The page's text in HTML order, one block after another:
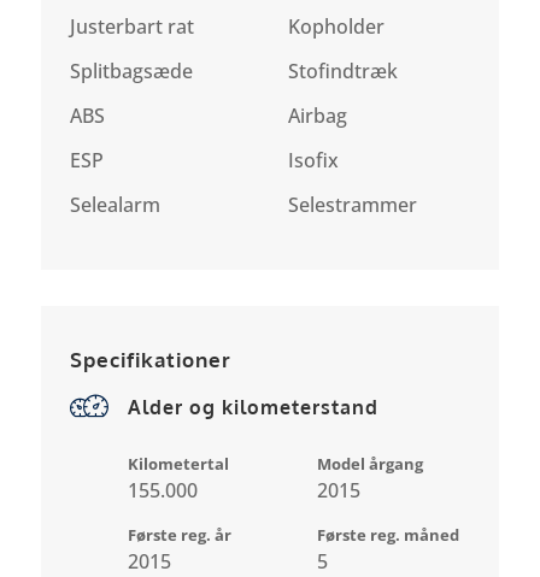
Justerbart rat
Kopholder
Splitbagsæde
Stofindtræk
ABS
Airbag
ESP
Isofix
Selealarm
Selestrammer
Specifikationer
Alder og kilometerstand
Kilometertal
155.000
Model årgang
2015
Første reg. år
2015
Første reg. måned
5